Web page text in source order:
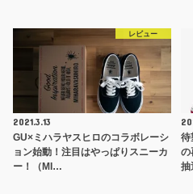
レビュー
2021.3.13
GU×ミハラヤスヒロのコラボレーシ
ョン始動！注目はやっぱりスニーカ
ー！（MI…
待
の